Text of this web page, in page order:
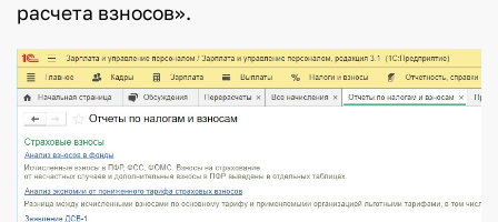
расчета взносов».